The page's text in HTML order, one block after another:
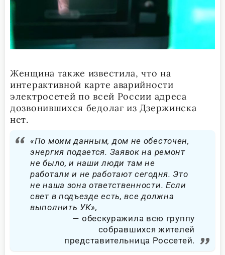
Женщина также известила, что на
интерактивной карте аварийности
электросетей по всей России адреса
дозвонившихся бедолаг из Дзержинска
нет.
«По моим данным, дом не обесточен,
энергия подается. Заявок на ремонт
не было, и наши люди там не
работали и не работают сегодня. Это
не наша зона ответственности. Если
свет в подъезде есть, все должна
выполнить УК»,
обескуражила всю группу
собравшихся жителей
представительница Россетей.